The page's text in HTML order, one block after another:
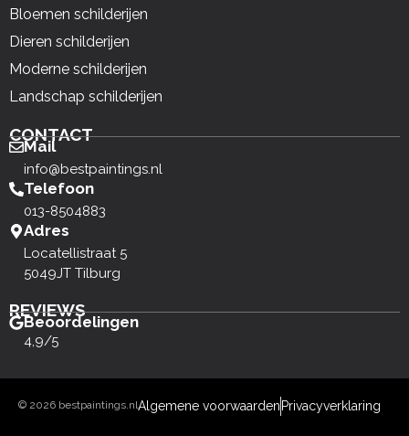
Bloemen schilderijen
Dieren schilderijen
Moderne schilderijen
Landschap schilderijen
CONTACT
Mail
info@bestpaintings.nl
Telefoon
013-8504883
Adres
Locatellistraat 5
5049JT Tilburg
REVIEWS
Beoordelingen
4,9/5
© 2026 bestpaintings.nlAlgemene voorwaarden Privacyverklaring